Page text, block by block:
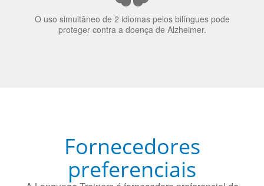
Fornecedores